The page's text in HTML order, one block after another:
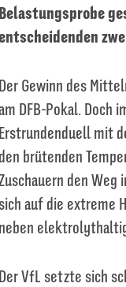
Belastungsprobe
Der Gewinn des
DFB-Pokal. Doch
Erstrundenduell mit
den brütenden
den
sich auf die extreme
neben
Der VfL setzte sich